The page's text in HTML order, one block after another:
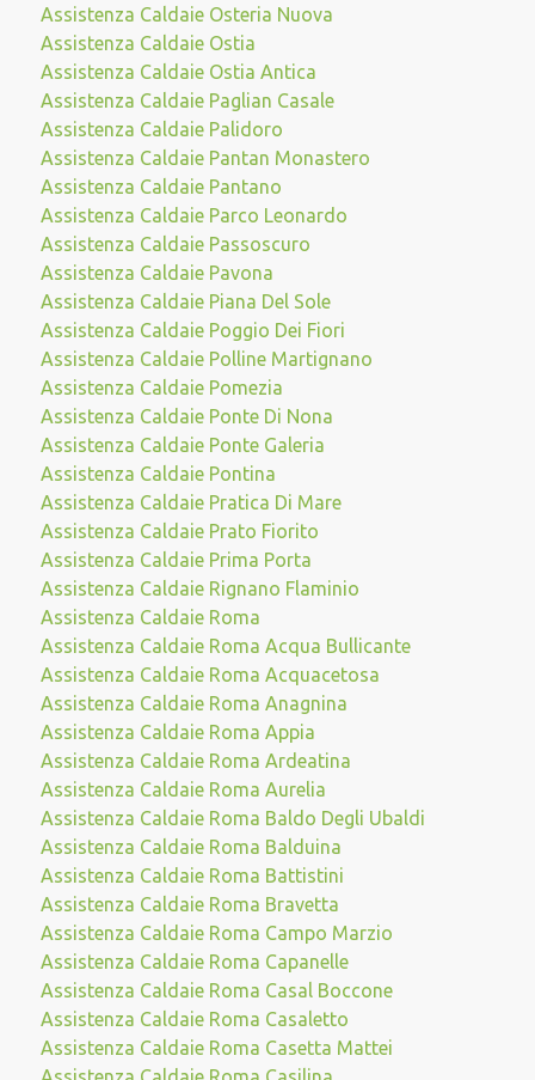
Assistenza Caldaie Osteria Nuova
Assistenza Caldaie Ostia
Assistenza Caldaie Ostia Antica
Assistenza Caldaie Paglian Casale
Assistenza Caldaie Palidoro
Assistenza Caldaie Pantan Monastero
Assistenza Caldaie Pantano
Assistenza Caldaie Parco Leonardo
Assistenza Caldaie Passoscuro
Assistenza Caldaie Pavona
Assistenza Caldaie Piana Del Sole
Assistenza Caldaie Poggio Dei Fiori
Assistenza Caldaie Polline Martignano
Assistenza Caldaie Pomezia
Assistenza Caldaie Ponte Di Nona
Assistenza Caldaie Ponte Galeria
Assistenza Caldaie Pontina
Assistenza Caldaie Pratica Di Mare
Assistenza Caldaie Prato Fiorito
Assistenza Caldaie Prima Porta
Assistenza Caldaie Rignano Flaminio
Assistenza Caldaie Roma
Assistenza Caldaie Roma Acqua Bullicante
Assistenza Caldaie Roma Acquacetosa
Assistenza Caldaie Roma Anagnina
Assistenza Caldaie Roma Appia
Assistenza Caldaie Roma Ardeatina
Assistenza Caldaie Roma Aurelia
Assistenza Caldaie Roma Baldo Degli Ubaldi
Assistenza Caldaie Roma Balduina
Assistenza Caldaie Roma Battistini
Assistenza Caldaie Roma Bravetta
Assistenza Caldaie Roma Campo Marzio
Assistenza Caldaie Roma Capanelle
Assistenza Caldaie Roma Casal Boccone
Assistenza Caldaie Roma Casaletto
Assistenza Caldaie Roma Casetta Mattei